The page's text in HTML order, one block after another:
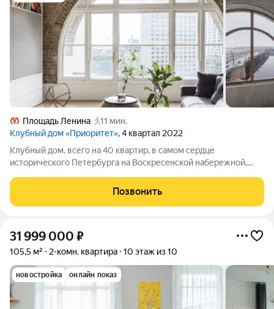
Площадь Ленина
11 мин.
Клубный дом «Приоритет», 4 квартал 2022
Клубный дом, всего на 40 квартир, в самом сердце
исторического Петербурга на Воскресенской набережной,
открывает великолепный вид на акваторию Невы и
петербургские мосты. Высокие потолки 3,3 м,
Позвонить
31 999 000 ₽
105,5 м² 2-комн. квартира 10 этаж из 10
новостройка онлайн показ